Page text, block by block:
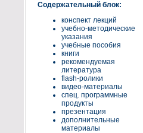
Содержательный блок:
конспект лекций
учебно-методические
указания
учебные пособия
книги
рекомендуемая
литература
flash-ролики
видео-материалы
спец. программные
продукты
презентация
дополнительные
материалы